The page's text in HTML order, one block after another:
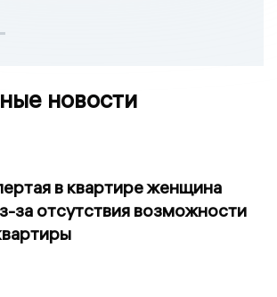
новости
в квартире женщина
за отсутствия возможности